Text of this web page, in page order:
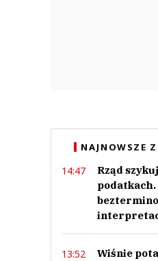
NAJNOWSZE
14:47
Rząd
podatkach.
13:52
Wiśnie